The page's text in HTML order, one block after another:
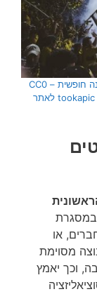
[בתמונה: האהדה לספורט כהבניה חברתית… תמונה חופשית – CC0
Creative Commons – שעוצבה והועלתה על ידי tookapic לאתר
אלמנטים
או
מסוימת
וכך יאמץ